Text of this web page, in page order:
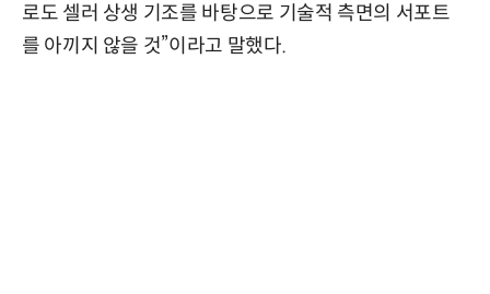
로도 셀러 상생 기조를 바탕으로 기술적 측면의 서포트
를 아끼지 않을 것”이라고 말했다.